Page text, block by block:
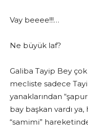
Vay beeee!!!…
Ne büyük laf?
Galiba Tayip Bey
mecliste sadece
yanaklarından
bay başkan vardı
“samimi”